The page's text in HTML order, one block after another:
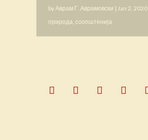
byАврам Г. Аврамовски |Jan 2, 2020
природа,соопштенија